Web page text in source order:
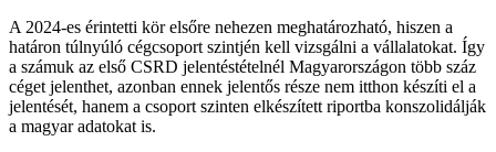
A 2024-es érintetti kör elsőre nehezen meghatározható, hiszen a
határon túlnyúló cégcsoport szintjén kell vizsgálni a vállalatokat. Így
a számuk az első CSRD jelentéstételnél Magyarországon több száz
céget jelenthet, azonban ennek jelentős része nem itthon készíti el a
jelentését, hanem a csoport szinten elkészített riportba konszolidálják
a magyar adatokat is.